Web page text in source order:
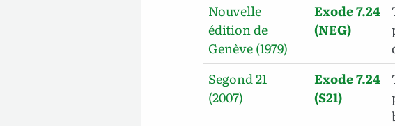
Nouvelle
édition de
Genève (1979)
Exode 7.24
(NEG)
Segond 21
(2007)
Exode 7.24
(S21)